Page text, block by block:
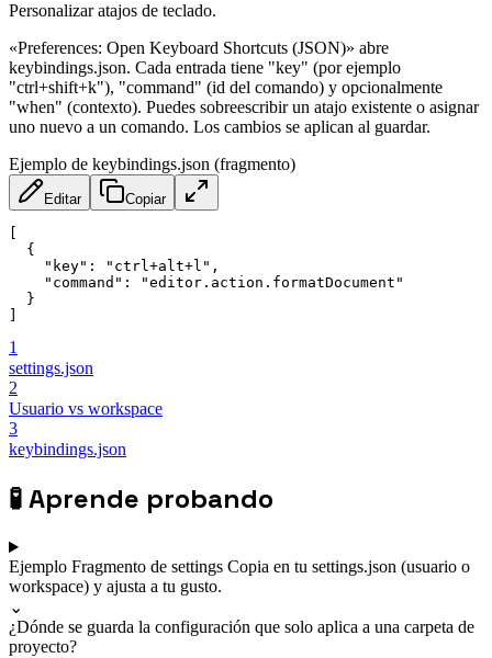
Personalizar atajos de teclado.
«Preferences: Open Keyboard Shortcuts (JSON)» abre
keybindings.json. Cada entrada tiene "key" (por ejemplo
"ctrl+shift+k"), "command" (id del comando) y opcionalmente
"when" (contexto). Puedes sobreescribir un atajo existente o asignar
uno nuevo a un comando. Los cambios se aplican al guardar.
Ejemplo de keybindings.json (fragmento)
Editar Copiar
{
"key" : "ctrl+alt+l" ,
"command" :
"editor.action.formatDocument"
}
1
settings.json
2
Usuario vs workspace
3
keybindings.json
🧪Aprende probando
Ejemplo Fragmento de settings Copia en tu settings.json (usuario o
workspace) y ajusta a tu gusto.
⌄
¿Dónde se guarda la configuración que solo aplica a una carpeta de
proyecto?